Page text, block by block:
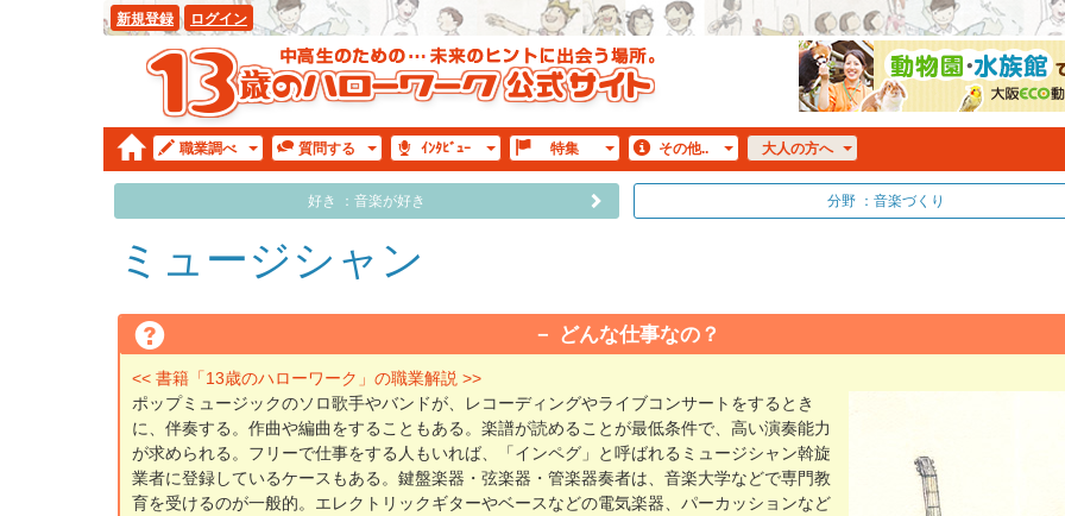
新規登録 ログイン
職業調べ 質問する ｲﾝﾀﾋﾞｭｰ 特集 その他.. 大人の方へ
好き ：音楽が好き 分野 ：音楽づくり
ミュージシャン
どんな仕事なの？
<< 書籍「13歳のハローワーク」の職業解説 >>
ポップミュージックのソロ歌手やバンドが、レコーディングやライブコンサートをするとき
に、伴奏する。作曲や編曲をすることもある。楽譜が読めることが最低条件で、高い演奏能力
が求められる。フリーで仕事をする人もいれば、「インペグ」と呼ばれるミュージシャン斡旋
業者に登録しているケースもある。鍵盤楽器・弦楽器・管楽器奏者は、音楽大学などで専門教
育を受けるのが一般的。エレクトリックギターやベースなどの電気楽器、パーカッションなど